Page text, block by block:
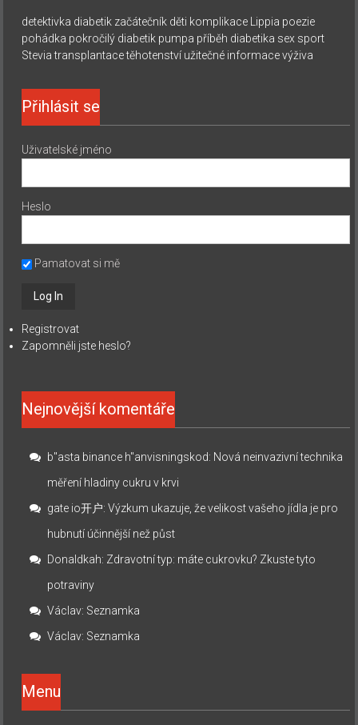
detektivka diabetik začátečník děti komplikace Lippia poezie
pohádka pokročilý diabetik pumpa příběh diabetika sex sport
Stevia transplantace těhotenství užitečné informace výživa
Přihlásit se
Uživatelské jméno
Heslo
Pamatovat si mě
Registrovat
Zapomněli jste heslo?
Nejnovější komentáře
b"asta binance h"anvisningskod: Nová neinvazivní technika
měření hladiny cukru v krvi
gate io开户:Výzkum ukazuje, že velikost vašeho jídla je pro
hubnutí účinnější než půst
Donaldkah: Zdravotní typ: máte cukrovku? Zkuste tyto
potraviny
Václav: Seznamka
Václav: Seznamka
Menu